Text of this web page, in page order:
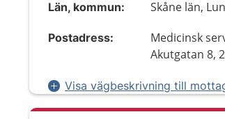
Län, kommun: Skåne län,
Postadress:
Medicinsk
Akutgatan 8,
Visa vägbeskrivning till